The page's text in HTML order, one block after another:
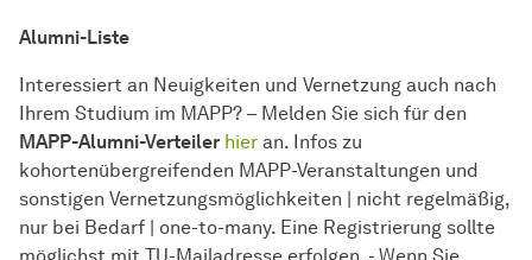
Alumni-Liste
Interessiert an Neuigkeiten und Vernetzung auch nach
Ihrem Studium im MAPP? – Melden Sie sich für den
MAPP-Alumni-Verteiler hier an. Infos zu
kohortenübergreifenden MAPP-Veranstaltungen und
sonstigen Vernetzungsmöglichkeiten | nicht regelmäßig,
nur bei Bedarf | one-to-many. Eine Registrierung sollte